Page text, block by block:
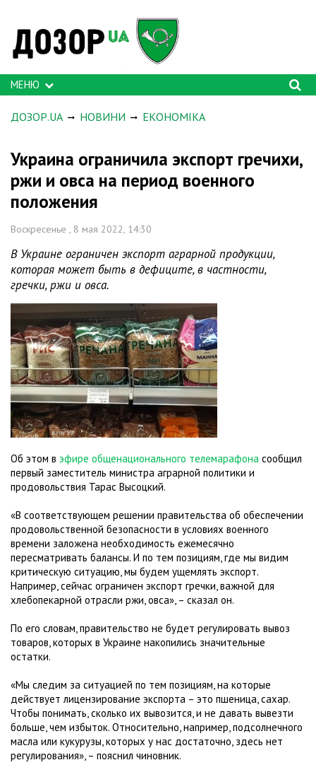
МЕНЮ
ДОЗОР.UA НОВИНИ ЕКОНОМІКА
Украина ограничила экспорт гречихи,
ржи и овса на период военного
положения
Воскресенье , 8 мая 2022, 14:30
В Украине ограничен экспорт аграрной продукции,
которая может быть в дефиците, в частности,
гречки, ржи и овса.
Об этом в эфире общенационального телемарафона сообщил
первый заместитель министра аграрной политики и
продовольствия Тарас Высоцкий.
«В соответствующем решении правительства об обеспечении
продовольственной безопасности в условиях военного
времени заложена необходимость ежемесячно
пересматривать балансы. И по тем позициям, где мы видим
критическую ситуацию, мы будем ущемлять экспорт.
Например, сейчас ограничен экспорт гречки, важной для
хлебопекарной отрасли ржи, овса», – сказал он.
По его словам, правительство не будет регулировать вывоз
товаров, которых в Украине накопились значительные
остатки.
«Мы следим за ситуацией по тем позициям, на которые
действует лицензирование экспорта – это пшеница, сахар.
Чтобы понимать, сколько их вывозится, и не давать вывезти
больше, чем избыток. Относительно, например, подсолнечного
масла или кукурузы, которых у нас достаточно, здесь нет
регулирования», – пояснил чиновник.